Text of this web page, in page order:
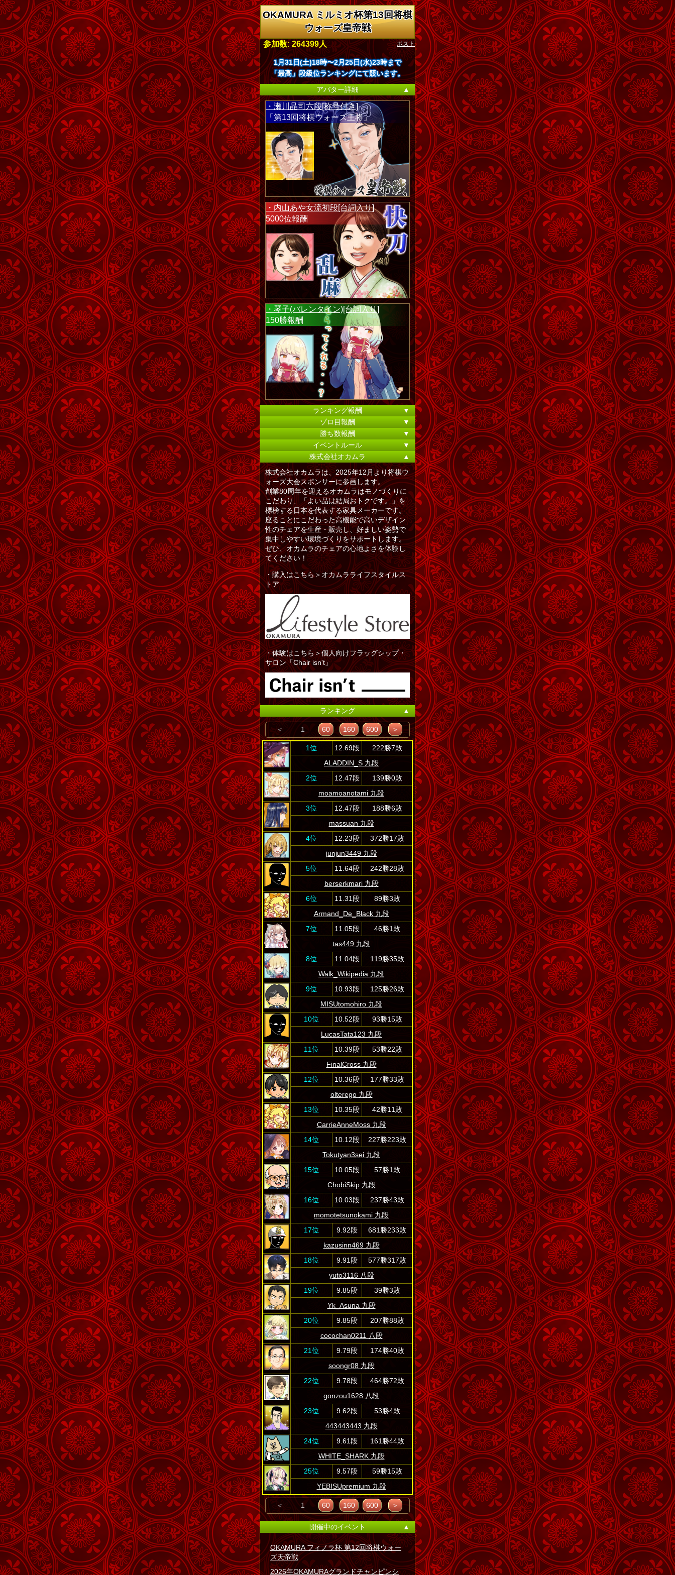
OKAMURA ミルミオ杯第13回将棋
ウォーズ皇帝戦
ポスト
参加数: 264399人
1月31日(土)18時〜2月25日(水)23時まで
「最高」段級位ランキングにて競います。
アバター詳細
▲
・瀬川晶司六段[称号付き]
「第13回将棋ウォーズ王将」
・内山あや女流初段[台詞入り]
5000位報酬
・琴子(バレンタイン)[台詞入り]
150勝報酬
ランキング報酬
▼
ゾロ目報酬
▼
勝ち数報酬
▼
イベントルール
▼
株式会社オカムラ
▲
株式会社オカムラは、2025年12月より将棋ウ
ォーズ大会スポンサーに参画します。
創業80周年を迎えるオカムラはモノづくりに
こだわり、「よい品は結局おトクです。」を
標榜する日本を代表する家具メーカーです。
座ることにこだわった高機能で高いデザイン
性のチェアを生産・販売し、好ましい姿勢で
集中しやすい環境づくりをサポートします。
ぜひ、オカムラのチェアの心地よさを体験し
てください！
・購入はこちら＞オカムラライフスタイルス
トア
・体験はこちら＞個人向けフラッグシップ・
サロン「Chair isn't」
ランキング ▲
＜ 1 60 160 600 ＞
1位 12.69段
222勝7敗
ALADDIN_S 九段
2位
12.47段
139勝0敗
moamoanotami 九段
3位
12.47段
188勝6敗
massuan 九段
4位
12.23段
372勝17敗
junjun3449 九段
5位
11.64段
242勝28敗
berserkmari 九段
6位
11.31段
89勝3敗
Armand_De_Black 九段
7位
11.05段
46勝1敗
tas449 九段
8位
11.04段
119勝35敗
Walk_Wikipedia 九段
9位
10.93段
125勝26敗
MISUtomohiro 九段
10位
10.52段
93勝15敗
LucasTata123 九段
11位
10.39段
53勝22敗
FinalCross 九段
12位
10.36段
177勝33敗
olterego 九段
13位
10.35段
42勝11敗
CarrieAnneMoss 九段
14位
10.12段
227勝223敗
Tokutyan3sei 九段
15位
10.05段
57勝1敗
ChobiSkip 九段
16位
10.03段
237勝43敗
momotetsunokami 九段
17位
9.92段
681勝233敗
kazusinn469 九段
18位
9.91段
577勝317敗
yuto3116 八段
19位
9.85段
39勝3敗
Yk_Asuna 九段
20位
9.85段
207勝88敗
cocochan0211 八段
21位
9.79段
174勝40敗
soongr08 九段
22位
9.78段
464勝72敗
gonzou1628 八段
23位
9.62段
53勝4敗
443443443 九段
24位
9.61段
161勝44敗
WHITE_SHARK 九段
25位
9.57段
59勝15敗
YEBISUpremium 九段
＜ 1 60 160 600 ＞
開催中のイベント ▲
OKAMURA フィノラ杯 第12回将棋ウォー
ズ天帝戦
2026年OKAMURAグランドチャンピンシ